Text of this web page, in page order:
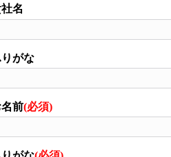
名
がな
前(必須)